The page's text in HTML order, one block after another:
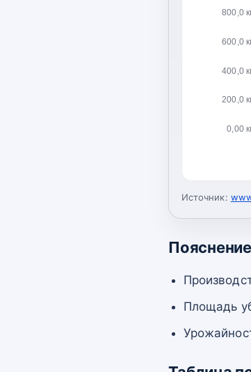
0,00
200,0
400,0
600,0
800,0
Источник:
Площадь